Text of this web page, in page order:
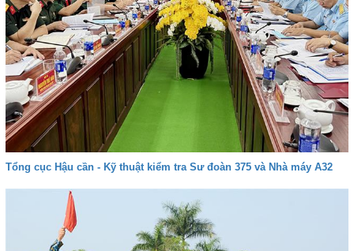
Tổng cục Hậu cần - Kỹ thuật kiểm tra Sư đoàn 375 và Nhà máy A32